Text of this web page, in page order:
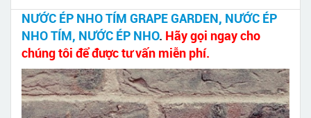
NƯỚC ÉP NHO TÍM GRAPE GARDEN, NƯỚC ÉP
NHO TÍM, NƯỚC ÉP NHO. Hãy gọi ngay cho
chúng tôi để được tư vấn miễn phí.